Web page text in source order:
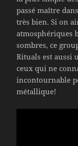
passé maître
très bien. Si on
atmosphériques
sombres, ce
Rituals est aussi
ceux qui ne
incontournable
métallique!